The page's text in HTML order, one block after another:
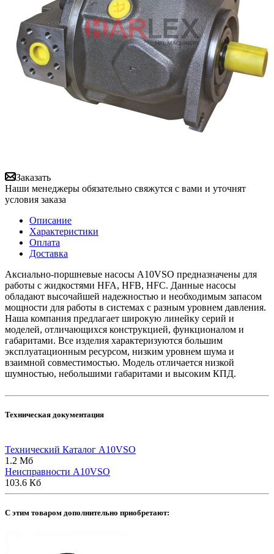
Заказать
Наши менеджеры обязательно свяжутся с вами и уточнят
условия заказа
Описание
Характеристики
Оплата
Доставка
Аксиально-поршневые насосы A10VSO предназначены для
работы с жидкостями HFA, HFB, HFC. Данные насосы
обладают высочайшей надежностью и необходимым запасом
мощности для работы в системах с разным уровнем давления.
Наша компания предлагает широкую линейку серий и
моделей, отличающихся конструкцией, функционалом и
габаритами. Все изделия характеризуются большим
эксплуатационным ресурсом, низким уровнем шума и
взаимной совместимостью. Модель отличается низкой
шумностью, небольшими габаритами и высоким КПД.
Техническая документация
Технический Каталог A10VSO
1.2 Мб
Неисправности A10VSO
103.6 Кб
C этим товаром дополнительно приобретают: